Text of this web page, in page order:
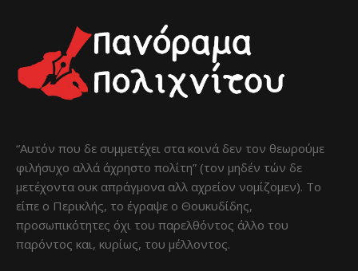
“Αυτόν που δε συμμετέχει στα κοινά δεν τον θεωρούμε
φιλήσυχο αλλά άχρηστο πολίτη” (τον μηδέν τών δε
μετέχοντα ουκ απράγμονα αλλ αχρείον νομίζομεν). Το
είπε ο Περικλής, το έγραψε ο Θουκυδίδης,
προσωπικότητες όχι του παρελθόντος άλλο του
παρόντος και, κυρίως, του μέλλοντος.